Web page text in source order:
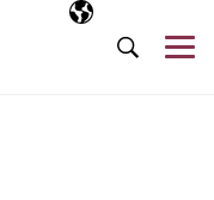
Ausgewählte
DE
Suche